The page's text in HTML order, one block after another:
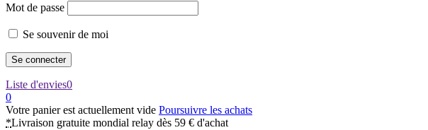
Mot de passe
Se souvenir de moi
Liste d'envies0
0
Votre panier est actuellement vide Poursuivre les achats
*Livraison gratuite mondial relay dès 59 € d'achat